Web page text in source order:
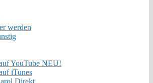
werden
YouTube NEU!
iTunes
Direkt